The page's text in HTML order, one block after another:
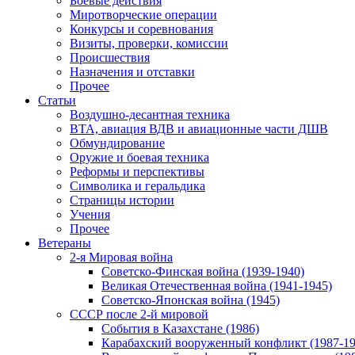
Миротворческие операции
Конкурсы и соревнования
Визиты, проверки, комиссии
Происшествия
Назначения и отставки
Прочее
Статьи
Воздушно-десантная техника
ВТА, авиация ВДВ и авиационные части ДШВ
Обмундирование
Оружие и боевая техника
Реформы и перспективы
Символика и геральдика
Страницы истории
Учения
Прочее
Ветераны
2-я Мировая война
Советско-Финская война (1939-1940)
Великая Отечественная война (1941-1945)
Советско-Японская война (1945)
СССР после 2-й мировой
События в Казахстане (1986)
Карабахский вооруженный конфликт (1987-